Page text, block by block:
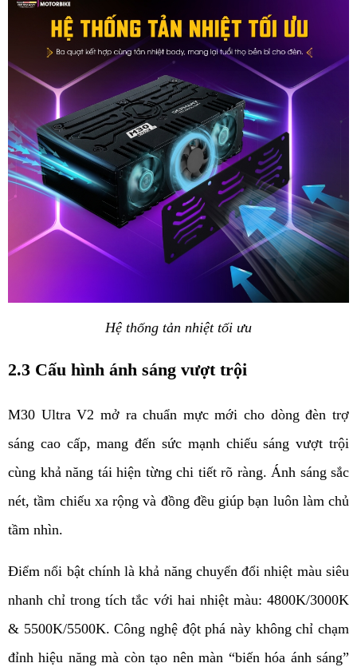
Hệ thống tản nhiệt tối ưu
2.3 Cấu hình ánh sáng vượt trội
M30 Ultra V2 mở ra chuẩn mực mới cho dòng đèn trợ
sáng cao cấp, mang đến sức mạnh chiếu sáng vượt trội
cùng khả năng tái hiện từng chi tiết rõ ràng. Ánh sáng sắc
nét, tầm chiếu xa rộng và đồng đều giúp bạn luôn làm chủ
tầm nhìn.
Điểm nổi bật chính là khả năng chuyển đổi nhiệt màu siêu
nhanh chỉ trong tích tắc với hai nhiệt màu: 4800K/3000K
& 5500K/5500K. Công nghệ đột phá này không chỉ chạm
đỉnh hiệu năng mà còn tạo nên màn “biến hóa ánh sáng”